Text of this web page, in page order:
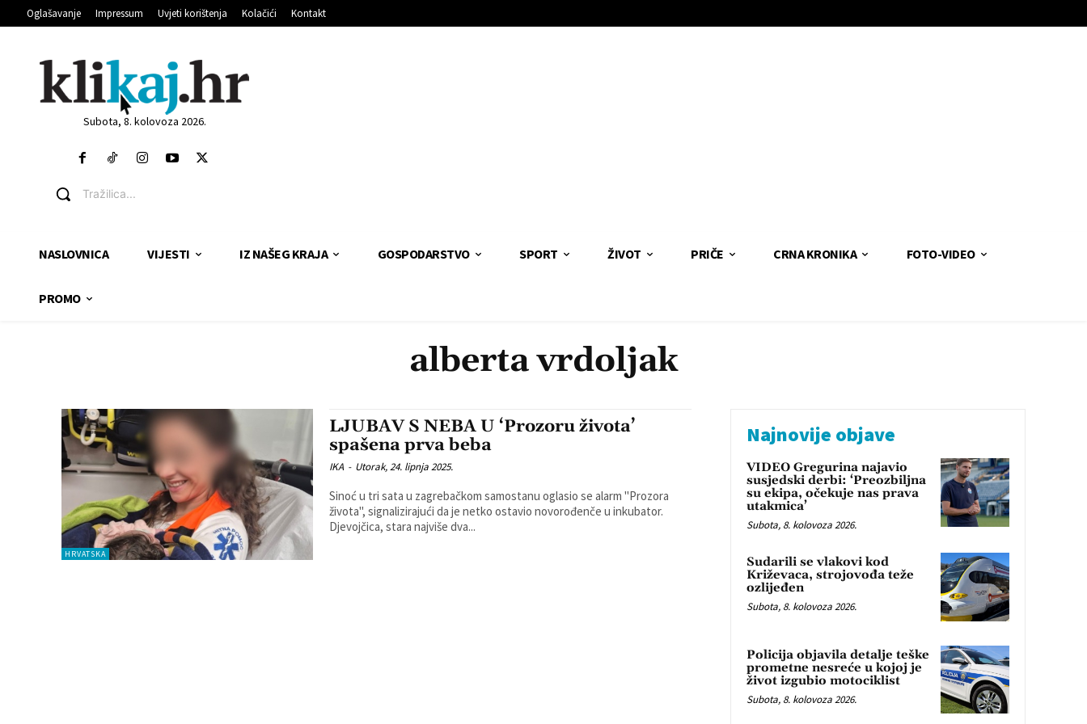
Oglašavanje Impressum Uvjeti korištenja Kolačići Kontakt
Subota, 8. kolovoza 2026.
Tražilica...
NASLOVNICA VIJESTI IZ NAŠEG KRAJA GOSPODARSTVO SPORT ŽIVOT PRIČE CRNA KRONIKA FOTO-VIDEO
PROMO
alberta vrdoljak
HRVATSKA
LJUBAV S NEBA U ‘Prozoru života’
spašena prva beba
IKA - Utorak, 24. lipnja 2025.
Sinoć u tri sata u zagrebačkom samostanu oglasio se alarm "Prozora
života", signalizirajući da je netko ostavio novorođenče u inkubator.
Djevojčica, stara najviše dva...
Najnovije objave
VIDEO Gregurina najavio
susjedski derbi: ‘Preozbiljna
su ekipa, očekuje nas prava
utakmica’
Subota, 8. kolovoza 2026.
Sudarili se vlakovi kod
Križevaca, strojovođa teže
ozlijeđen
Subota, 8. kolovoza 2026.
Policija objavila detalje teške
prometne nesreće u kojoj je
život izgubio motociklist
Subota, 8. kolovoza 2026.